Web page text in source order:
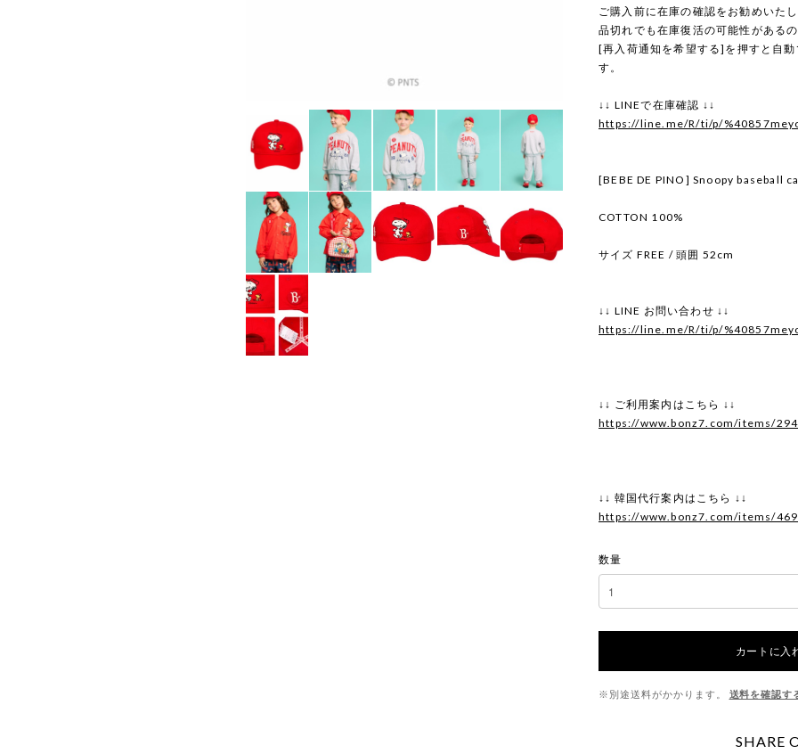
ご購入前に在庫の確認をお勧めいたし
品切れでも在庫復活の可能性がある
[再入荷通知を希望する]を押すと自動
す。
↓↓ LINEで在庫確認 ↓↓
https://line.me/R/ti/p/
[BEBE DE PINO] Snoopy baseball
COTTON 100%
サイズ FREE / 頭囲 52cm
↓↓ LINE お問い合わせ ↓↓
https://line.me/R/ti/p/
↓↓ ご利用案内はこちら ↓↓
https://www.bonz7.com/items/
↓↓ 韓国代行案内はこちら ↓↓
https://www.bonz7.com/items/
数量
カートに入
※別途送料がかかります。 送料を確認す
SHARE